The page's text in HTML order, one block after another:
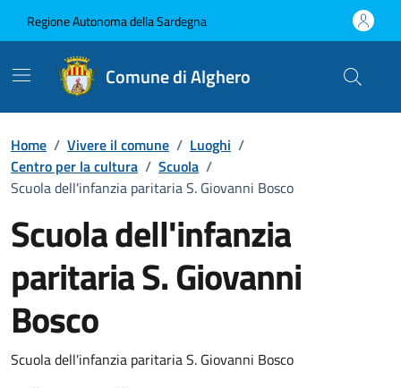
Regione Autonoma della Sardegna
Comune di Alghero
Home / Vivere il comune / Luoghi /
Centro per la cultura / Scuola /
Scuola dell'infanzia paritaria S. Giovanni Bosco
Scuola dell'infanzia
paritaria S. Giovanni
Bosco
Dettaglio luogo
Scuola dell'infanzia paritaria S. Giovanni Bosco